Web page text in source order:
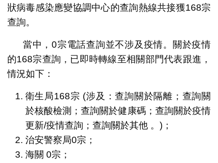
狀病毒感染應變協調中心的查詢熱線共接獲168宗
查詢。
當中，0宗電話查詢並不涉及疫情。關於疫情
的168宗查詢，已即時轉線至相關部門代表跟進，
情況如下：
衛生局168宗 (涉及：查詢關於隔離；查詢關
於核酸檢測；查詢關於健康碼；查詢關於疫情
更新/疫情查詢；查詢關於其他 。)；
治安警察局0宗；
海關 0宗；